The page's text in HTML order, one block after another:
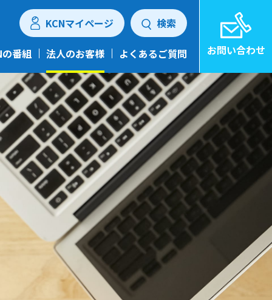
の番組 法人のお客様 よくあるご質問
検索
KCNマイページ
お問い合わせ